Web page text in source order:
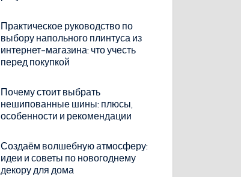
Практическое руководство по
выбору напольного плинтуса из
интернет-магазина: что учесть
перед покупкой
Почему стоит выбрать
нешипованные шины: плюсы,
особенности и рекомендации
Создаём волшебную атмосферу:
идеи и советы по новогоднему
декору для дома